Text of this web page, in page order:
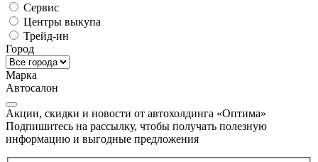
Сервис
Центры выкупа
Трейд-ин
Город
Марка
Автосалон
Акции, скидки и новости от автохолдинга «Оптима»
Подпишитесь на рассылку, чтобы получать полезную
информацию и выгодные предложения